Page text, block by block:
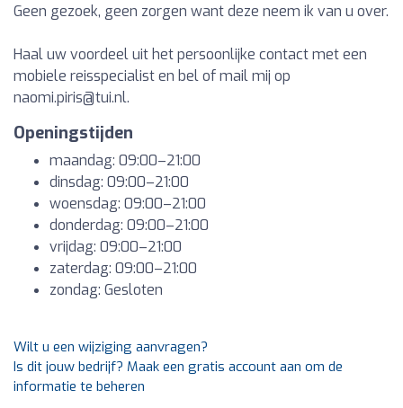
Geen gezoek, geen zorgen want deze neem ik van u over.
Haal uw voordeel uit het persoonlijke contact met een
mobiele reisspecialist en bel of mail mij op
naomi.piris@tui.nl.
Openingstijden
maandag: 09:00–21:00
dinsdag: 09:00–21:00
woensdag: 09:00–21:00
donderdag: 09:00–21:00
vrijdag: 09:00–21:00
zaterdag: 09:00–21:00
zondag: Gesloten
Wilt u een wijziging aanvragen?
Is dit jouw bedrijf? Maak een gratis account aan om de
informatie te beheren